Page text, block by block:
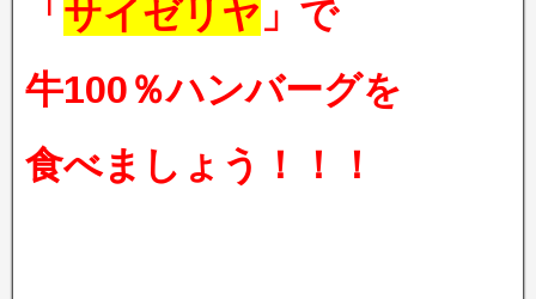
「 サイゼリヤ 」で
牛100％ハンバーグを
食べましょう！！！